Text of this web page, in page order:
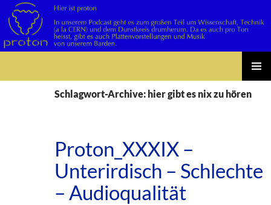
MENÜ
Schlagwort-Archive: hier gibt es nix zu hören
Proton_XXXIX –
Unterirdisch – Schlechte
– Audioqualität